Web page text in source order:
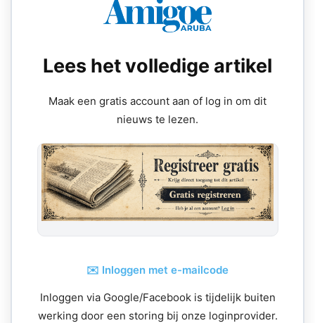
Lees het volledige artikel
Maak een gratis account aan of log in om dit
nieuws te lezen.
✉️ Inloggen met e-mailcode
Inloggen via Google/Facebook is tijdelijk buiten
werking door een storing bij onze loginprovider.